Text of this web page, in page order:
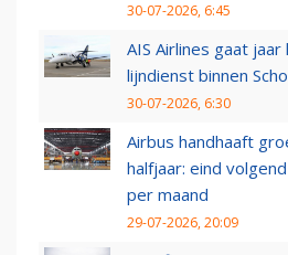
30-07-2026, 6:45
AIS Airlines gaat
lijndienst binnen
30-07-2026, 6:30
Airbus handhaaft
halfjaar: eind
per maand
29-07-2026, 20:09